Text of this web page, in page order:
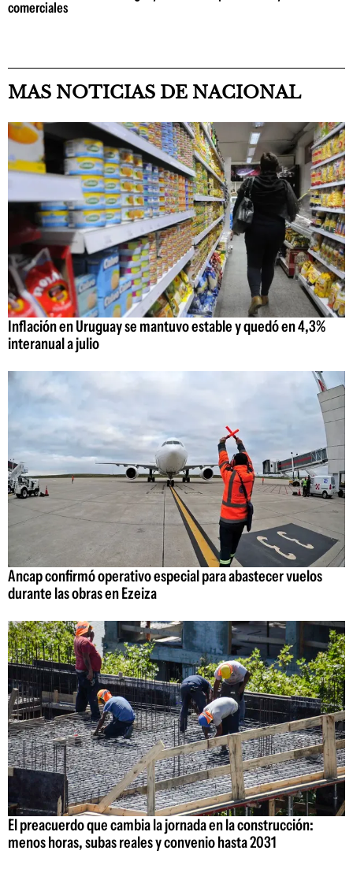
comerciales
MAS NOTICIAS DE NACIONAL
Inflación en Uruguay se mantuvo estable y quedó en 4,3%
interanual a julio
Ancap confirmó operativo especial para abastecer vuelos
durante las obras en Ezeiza
El preacuerdo que cambia la jornada en la construcción:
menos horas, subas reales y convenio hasta 2031